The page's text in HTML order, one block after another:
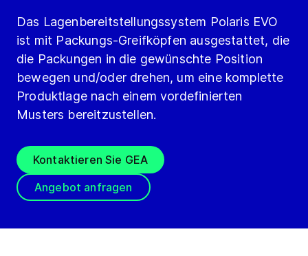
Das Lagenbereitstellungssystem Polaris EVO
ist mit Packungs-Greifköpfen ausgestattet, die
die Packungen in die gewünschte Position
bewegen und/oder drehen, um eine komplette
Produktlage nach einem vordefinierten
Musters bereitzustellen.
Kontaktieren Sie GEA
Angebot anfragen